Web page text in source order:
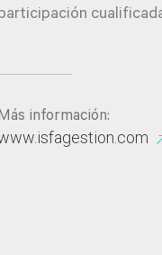
información: